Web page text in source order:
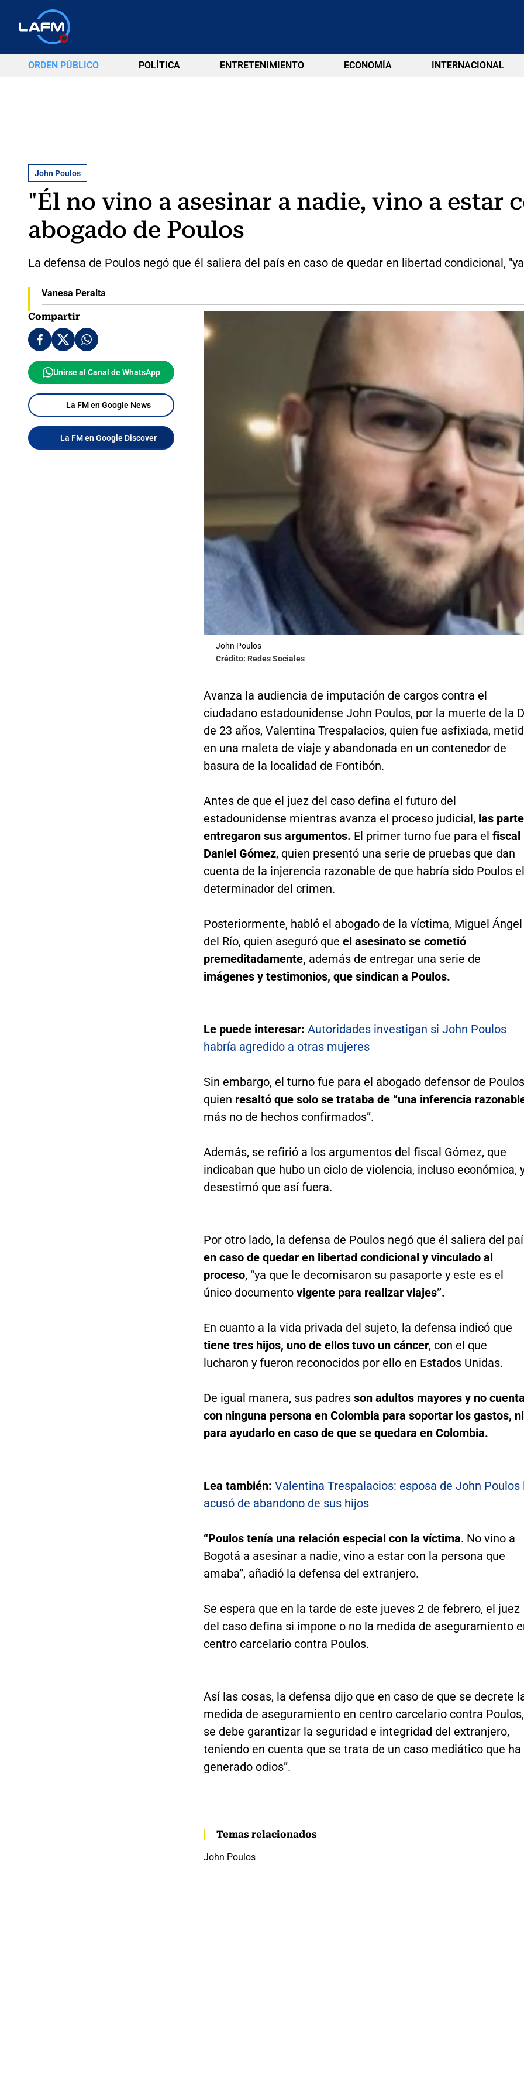
ORDEN PÚBLICO POLÍTICA ENTRETENIMIENTO ECONOMÍA INTERNACIONAL
John Poulos
"Él no vino a asesinar a nadie, vino a estar
abogado de Poulos
La defensa de Poulos negó que él saliera del país en caso de quedar en libertad condicional,
Vanesa Peralta
Compartir
Unirse al Canal de WhatsApp
La FM en Google News
La FM en Google Discover
John Poulos
Crédito: Redes Sociales
Avanza la audiencia de imputación de cargos contra el
ciudadano estadounidense John Poulos, por la muerte de la
de 23 años, Valentina Trespalacios, quien fue asfixiada,
en una maleta de viaje y abandonada en un contenedor de
basura de la localidad de Fontibón.
Antes de que el juez del caso defina el futuro del
estadounidense mientras avanza el proceso judicial, las
entregaron sus argumentos. El primer turno fue para el fiscal
Daniel Gómez, quien presentó una serie de pruebas que dan
cuenta de la injerencia razonable de que habría sido Poulos el
determinador del crimen.
Posteriormente, habló el abogado de la víctima, Miguel Ángel
del Río, quien aseguró que el asesinato se cometió
premeditadamente, además de entregar una serie de
imágenes y testimonios, que sindican a Poulos.
Le puede interesar: Autoridades investigan si John Poulos
habría agredido a otras mujeres
Sin embargo, el turno fue para el abogado defensor de
quien resaltó que solo se trataba de “una inferencia
más no de hechos confirmados”.
Además, se refirió a los argumentos del fiscal Gómez, que
indicaban que hubo un ciclo de violencia, incluso económica,
desestimó que así fuera.
Por otro lado, la defensa de Poulos negó que él saliera del
en caso de quedar en libertad condicional y vinculado al
proceso, “ya que le decomisaron su pasaporte y este es el
único documento vigente para realizar viajes”.
En cuanto a la vida privada del sujeto, la defensa indicó que
tiene tres hijos, uno de ellos tuvo un cáncer, con el que
lucharon y fueron reconocidos por ello en Estados Unidas.
De igual manera, sus padres son adultos mayores y no
con ninguna persona en Colombia para soportar los gastos, ni
para ayudarlo en caso de que se quedara en Colombia.
Lea también: Valentina Trespalacios: esposa de John Poulos
acusó de abandono de sus hijos
“Poulos tenía una relación especial con la víctima. No vino a
Bogotá a asesinar a nadie, vino a estar con la persona que
amaba”, añadió la defensa del extranjero.
Se espera que en la tarde de este jueves 2 de febrero, el juez
del caso defina si impone o no la medida de aseguramiento
centro carcelario contra Poulos.
Así las cosas, la defensa dijo que en caso de que se decrete
medida de aseguramiento en centro carcelario contra Poulos,
se debe garantizar la seguridad e integridad del extranjero,
teniendo en cuenta que se trata de un caso mediático que ha
generado odios”.
Temas relacionados
John Poulos